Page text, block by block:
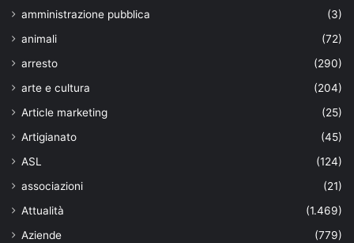
amministrazione pubblica
(3)
animali
(72)
arresto
(290)
arte e cultura
(204)
Article marketing
(25)
Artigianato
(45)
ASL
(124)
associazioni
(21)
Attualità
(1.469)
Aziende
(779)